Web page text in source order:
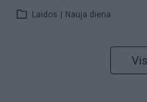
Laidos Nauja diena